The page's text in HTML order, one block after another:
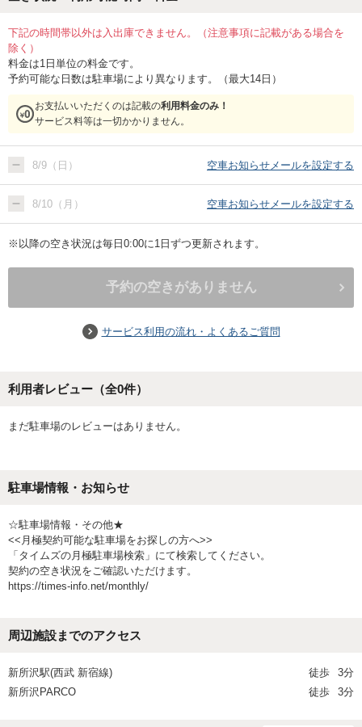
下記の時間帯以外は入出庫できません。（注意事項に記載がある場合を
除く）
料金は1日単位の料金です。
予約可能な日数は駐車場により異なります。（最大14日）
お支払いいただくのは記載の利用料金のみ！
サービス料等は一切かかりません。
8/9（日） 空車お知らせメールを設定する
8/10（月） 空車お知らせメールを設定する
※以降の空き状況は毎日0:00に1日ずつ更新されます。
予約の空きがありません
サービス利用の流れ・よくあるご質問
利用者レビュー（全0件）
まだ駐車場のレビューはありません。
駐車場情報・お知らせ
☆駐車場情報・その他★
<<月極契約可能な駐車場をお探しの方へ>>
「タイムズの月極駐車場検索」にて検索してください。
契約の空き状況をご確認いただけます。
https://times-info.net/monthly/
周辺施設までのアクセス
新所沢駅(西武 新宿線) 徒歩
3分
新所沢PARCO
徒歩 3分